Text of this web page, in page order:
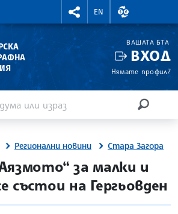
RIGHTMENU.SOCIAL
EN
ВАЛУТНИ
ВАШАТА БТА
ВХОД
Нямате профил?
Регионални новини Стара Загора
за малки и
състои на Гергьовден